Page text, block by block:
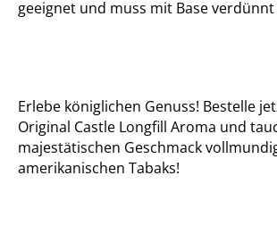
geeignet und muss mit Base
Erlebe königlichen Genuss! Bestelle
Original Castle Longfill Aroma und
majestätischen Geschmack
amerikanischen Tabaks!